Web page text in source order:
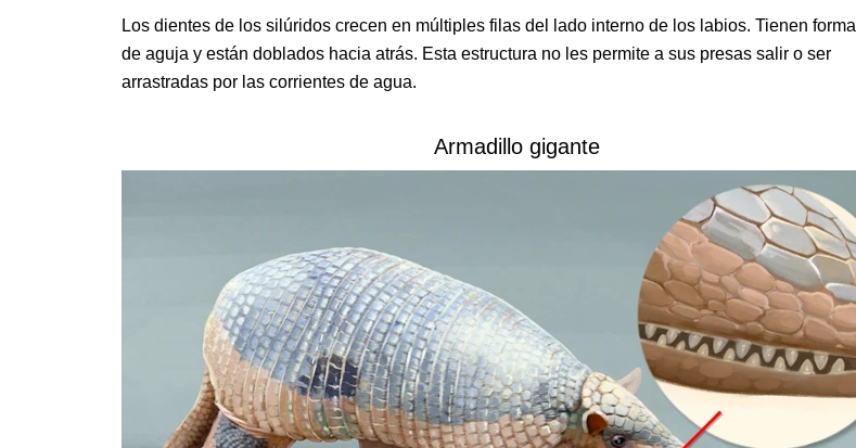
Los dientes de los silúridos crecen en múltiples filas del lado interno de los labios. Tienen forma
de aguja y están doblados hacia atrás. Esta estructura no les permite a sus presas salir o ser
arrastradas por las corrientes de agua.
Armadillo gigante